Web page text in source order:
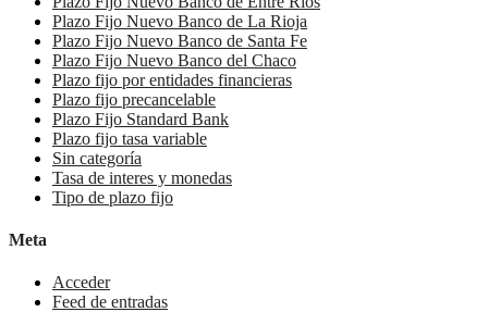
Plazo Fijo Nuevo Banco de La Rioja
Plazo Fijo Nuevo Banco de Santa Fe
Plazo Fijo Nuevo Banco del Chaco
Plazo fijo por entidades financieras
Plazo fijo precancelable
Plazo Fijo Standard Bank
Plazo fijo tasa variable
Sin categoría
Tasa de interes y monedas
Tipo de plazo fijo
Meta
Acceder
Feed de entradas